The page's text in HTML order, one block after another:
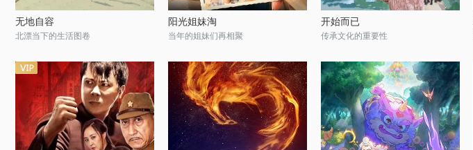
无地自容
北漂当下的生活图卷
阳光姐妹淘
当年的姐妹们再相聚
开始而已
传承文化的重要性